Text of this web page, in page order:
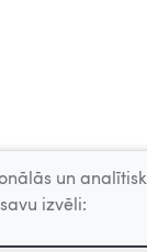
un
izvēli: